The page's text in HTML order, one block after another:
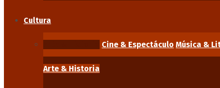
Cultura
Cine & Espectáculo Música &
Arte & Historia